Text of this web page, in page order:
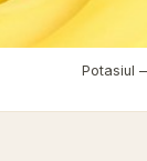
Potasiul